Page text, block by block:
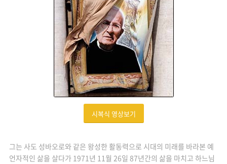
시복식 영상보기
그는 사도 성바오로와 같은 왕성한 활동력으로 시대의 미래를 바라본 예
언자적인 삶을 살다가 1971년 11월 26일 87년간의 삶을 마치고 하느님